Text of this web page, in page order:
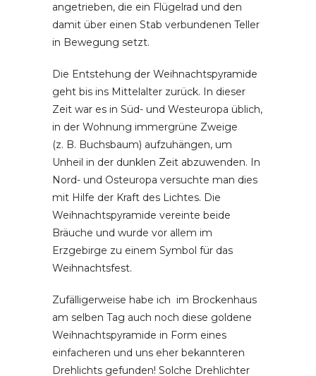
angetrieben, die ein Flügelrad und den
damit über einen Stab verbundenen Teller
in Bewegung setzt.
Die Entstehung der Weihnachtspyramide
geht bis ins Mittelalter zurück. In dieser
Zeit war es in Süd- und Westeuropa üblich,
in der Wohnung immergrüne Zweige
(z. B. Buchsbaum) aufzuhängen, um
Unheil in der dunklen Zeit abzuwenden. In
Nord- und Osteuropa versuchte man dies
mit Hilfe der Kraft des Lichtes. Die
Weihnachtspyramide vereinte beide
Bräuche und wurde vor allem im
Erzgebirge zu einem Symbol für das
Weihnachtsfest.
Zufälligerweise habe ich im Brockenhaus
am selben Tag auch noch diese goldene
Weihnachtspyramide in Form eines
einfacheren und uns eher bekannteren
Drehlichts gefunden! Solche Drehlichter